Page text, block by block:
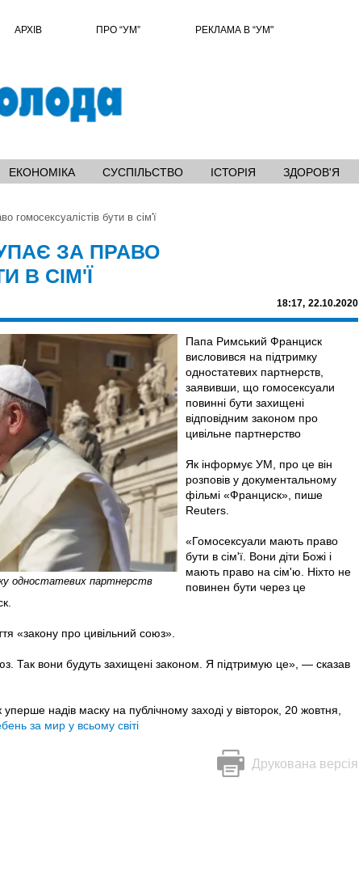
АРХІВ ПРО “УМ” РЕКЛАМА В “УМ"
ЕКОНОМІКА СУСПІЛЬСТВО ІСТОРІЯ ЗДОРОВ'Я
гомосексуалістів бути в сім'ї
ЗА ПРАВО
В СІМ'Ї
18:17, 22.10.2020
одностатевих партнерств
Папа Римський Франциск
висловився на підтримку
одностатевих партнерств,
заявивши, що гомосексуали
повинні бути захищені
відповідним законом про
цивільне партнерство
Як інформує УМ, про це він
розповів у документальному
фільмі «Франциск», пише
Reuters.
«Гомосексуали мають право
бути в сім'ї. Вони діти Божі і
мають право на сім'ю. Ніхто не
повинен бути через це
«закону про цивільний союз».
Так вони будуть захищені законом. Я підтримую це», — сказав
надів маску на публічному заході у вівторок, 20 жовтня,
за мир у всьому світі
Друкована версія